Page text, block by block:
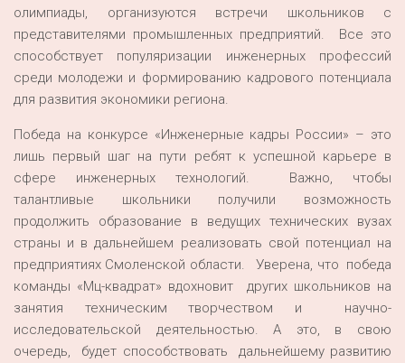
олимпиады, организуются встречи школьников с
представителями промышленных предприятий. Все это
способствует популяризации инженерных профессий
среди молодежи и формированию кадрового потенциала
для развития экономики региона.
Победа на конкурсе «Инженерные кадры России» – это
лишь первый шаг на пути ребят к успешной карьере в
сфере инженерных технологий. Важно, чтобы
талантливые школьники получили возможность
продолжить образование в ведущих технических вузах
страны и в дальнейшем реализовать свой потенциал на
предприятиях Смоленской области. Уверена, что победа
команды «Мц-квадрат» вдохновит других школьников на
занятия техническим творчеством и научно-
исследовательской деятельностью. А это, в свою
очередь, будет способствовать дальнейшему развитию